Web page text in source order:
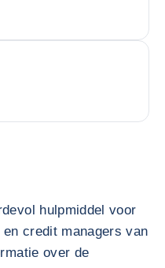
hulpmiddel voor
credit managers van
over de